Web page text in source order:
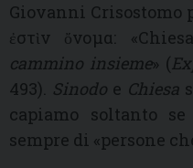
Giovanni Crisostomo
ἐστὶν ὄνομα:
cammino insieme» (
493). Sinodoe Chiesa
capiamo soltanto
sempre di «persone